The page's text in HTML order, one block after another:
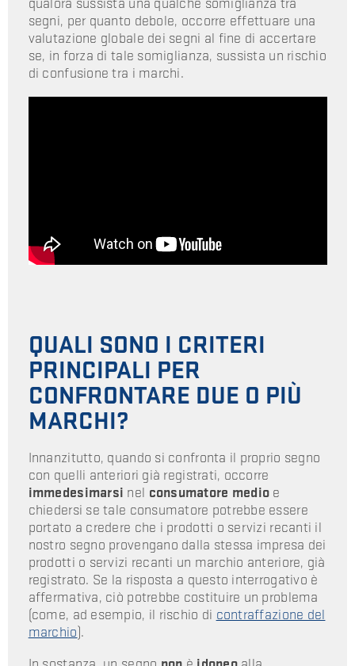
segni, per quanto debole, occorre effettuare una
valutazione globale dei segni al fine di accertare
se, in forza di tale somiglianza, sussista un rischio
di confusione tra i marchi.
QUALI SONO I CRITERI
PRINCIPALI PER
CONFRONTARE DUE O PIÙ
MARCHI?
Innanzitutto, quando si confronta il proprio segno
con quelli anteriori già registrati, occorre
immedesimarsi nel consumatore medio e
chiedersi se tale consumatore potrebbe essere
portato a credere che i prodotti o servizi recanti il
nostro segno provengano dalla stessa impresa dei
prodotti o servizi recanti un marchio anteriore, già
registrato. Se la risposta a questo interrogativo è
affermativa, ciò potrebbe costituire un problema
(come, ad esempio, il rischio di contraffazione del
marchio).